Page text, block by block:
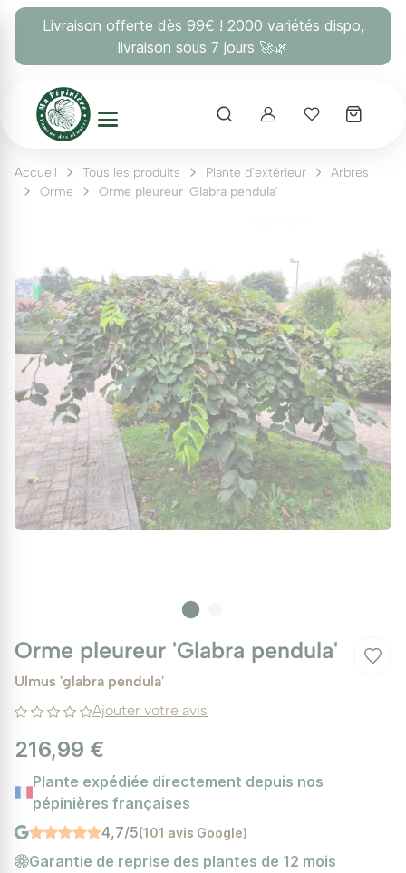
Livraison offerte dès 99€ ! 2000 variétés dispo,
livraison sous 7 jours 🚀🌿
AccountMes coups
Accueil Tous les produits Plante d'extérieur
Arbres
Orme
Orme pleureur 'Glabra pendula'
Orme pleureur 'Glabra pendula'
Ulmus 'glabra pendula'
Ajouter votre avis
216,99 €
Plante expédiée directement depuis nos
pépinières françaises
4,7/5(101 avis Google)
Garantie de reprise des plantes de 12 mois
Panneau de gestion des cookies